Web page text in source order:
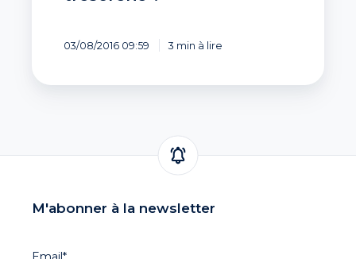
03/08/2016 09:59 3 min à lire
M'abonner à la newsletter